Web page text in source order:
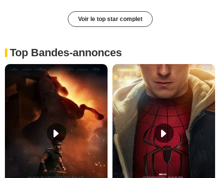
Voir le top star complet
Top Bandes-annonces